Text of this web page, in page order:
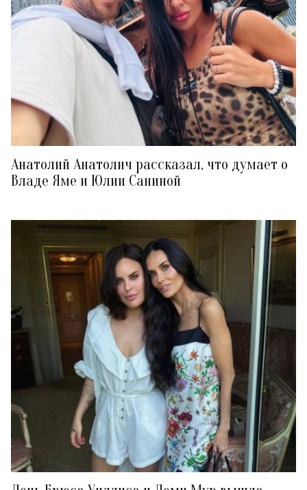
Анатолий Анатолич рассказал, что думает о
Владе Яме и Юлии Саниной